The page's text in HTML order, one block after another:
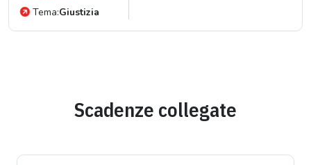
Tema:Giustizia
Scadenze collegate